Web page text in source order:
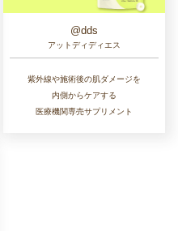
@dds
アットディディエス
紫外線や施術後の肌ダメージを
内側からケアする
医療機関専売サプリメント